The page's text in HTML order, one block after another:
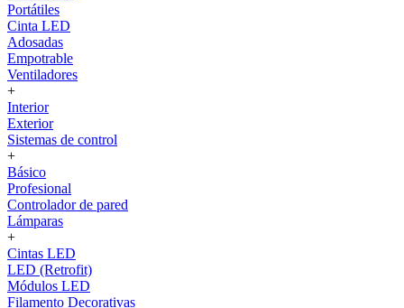
Portátiles
Cinta LED
Adosadas
Empotrable
Ventiladores
+
Interior
Exterior
Sistemas de control
+
Básico
Profesional
Controlador de pared
Lámparas
+
Cintas LED
LED (Retrofit)
Módulos LED
Filamento Decorativas